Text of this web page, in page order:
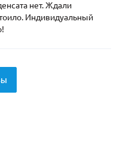
нет. Ждали
Индивидуальный